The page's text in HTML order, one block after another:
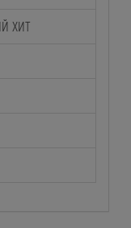
ХИТ